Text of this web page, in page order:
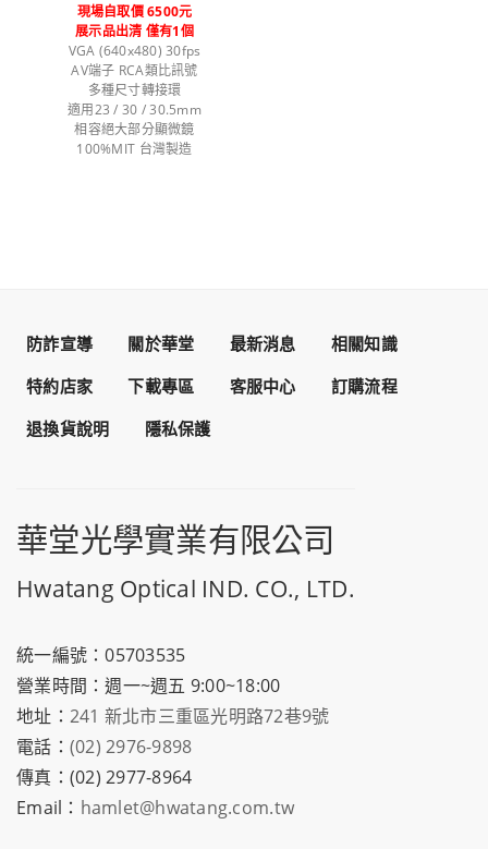
現場自取價 6500元
展示品出清 僅有1個
VGA (640x480) 30fps
AV端子 RCA類比訊號
多種尺寸轉接環
適用23 / 30 / 30.5mm
相容絕大部分顯微鏡
100%MIT 台灣製造
防詐宣導 關於華堂 最新消息
相關知識
特約店家
下載專區 客服中心
訂購流程
退換貨說明
隱私保護
華堂光學實業有限公司
Hwatang Optical IND. CO., LTD.
統一編號：05703535
營業時間：週一~週五 9:00~18:00
地址： 241 新北市三重區光明路72巷9號
電話： (02) 2976-9898
傳真：(02) 2977-8964
Email： hamlet@hwatang.com.tw